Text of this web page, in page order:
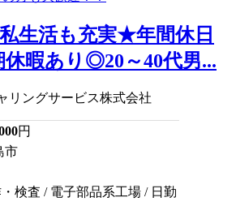
生活も充実★年間休日
休暇あり◎20～40代男...
リングサービス株式会社
円
市
検査 / 電子部品系工場 / 日勤